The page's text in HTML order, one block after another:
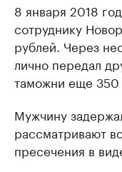
8 января 2018
сотруднику
рублей. Через
лично передал
таможни еще 350
Мужчину
рассматривают
пресечения в